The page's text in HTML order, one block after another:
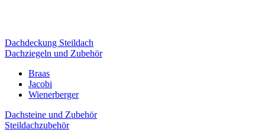
Dachdeckung Steildach
Dachziegeln und Zubehör
Braas
Jacobi
Wienerberger
Dachsteine und Zubehör
Steildachzubehör